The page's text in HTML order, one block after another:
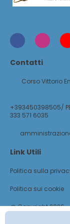
Contatti
Corso Vittorio
+393450398505/
333 571 6035
Link Utili
Politica sulla
Politica sui cookie
@ Copyright 2026